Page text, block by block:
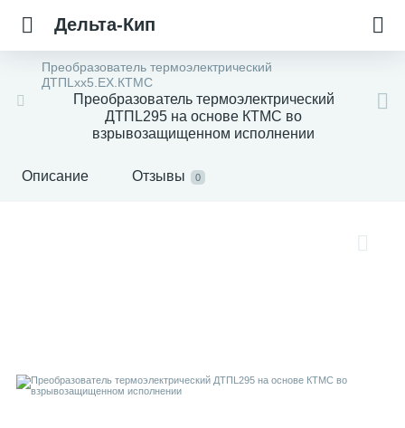
Дельта-Кип
Преобразователь термоэлектрический
ДТПLхх5.EX.КТМС
Преобразователь термоэлектрический
ДТПL295 на основе КТМС во
взрывозащищенном исполнении
Описание Отзывы 0